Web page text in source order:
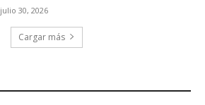
julio 30, 2026
Cargar más